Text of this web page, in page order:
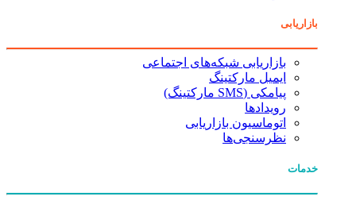
بازاریابی
بازاریابی شبکه‌های اجتماعی
ایمیل مارکتینگ
پیامکی (SMS مارکتینگ)
رویدادها
اتوماسیون بازاریابی
نظرسنجی‌ها
خدمات